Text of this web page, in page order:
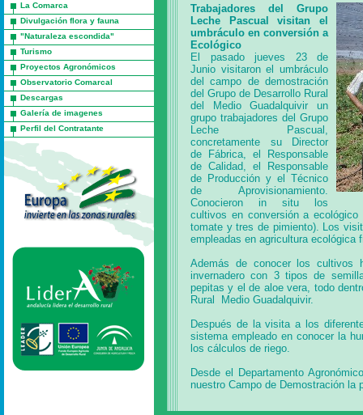
La Comarca
Divulgación flora y fauna
"Naturaleza escondida"
Turismo
Proyectos Agronómicos
Observatorio Comarcal
Descargas
Galería de imagenes
Perfil del Contratante
Trabajadores del Grupo
Leche Pascual visitan el
umbráculo en conversión a
Ecológico
El pasado jueves 23 de
Junio visitaron el umbráculo
del campo de demostración
del Grupo de Desarrollo Rural
del Medio Guadalquivir un
grupo trabajadores del Grupo
Leche Pascual,
concretamente su Director
de Fábrica, el Responsable
de Calidad, el Responsable
de Producción y el Técnico
de Aprovisionamiento.
Conocieron in situ los
cultivos en conversión a
tomate y tres de pimiento). Los
empleadas en agricultura ecológica
Además de conocer los cultivos
invernadero con 3 tipos de
pepitas y el de aloe vera, todo
Rural Medio Guadalquivir.
Después de la visita a los
sistema empleado en conocer la
los cálculos de riego.
Desde el Departamento
nuestro Campo de Demostración